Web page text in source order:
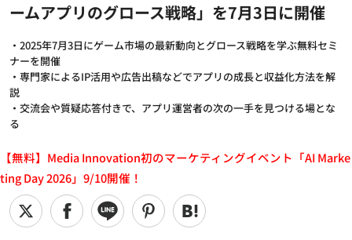
ームアプリのグロース戦略」を7月3日に開催
・2025年7月3日にゲーム市場の最新動向とグロース戦略を学ぶ無料セミ
ナーを開催
・専門家によるIP活用や広告出稿などでアプリの成長と収益化方法を解
説
・交流会や質疑応答付きで、アプリ運営者の次の一手を見つける場とな
る
【無料】Media Innovation初のマーケティングイベント「AI Marke
ting Day 2026」9/10開催！